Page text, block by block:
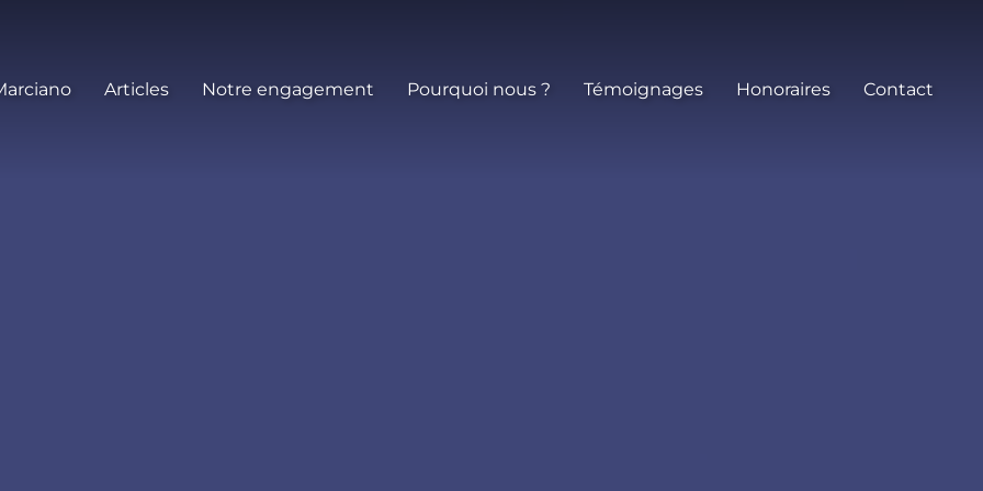
Articles Notre engagement Pourquoi nous ? Témoignages Honoraires Contact